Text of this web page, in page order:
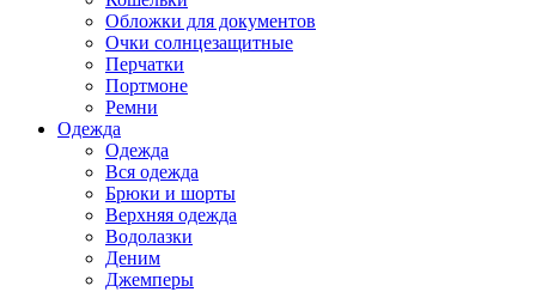
Обложки для документов
Очки солнцезащитные
Перчатки
Портмоне
Ремни
Одежда
Одежда
Вся одежда
Брюки и шорты
Верхняя одежда
Водолазки
Деним
Джемперы